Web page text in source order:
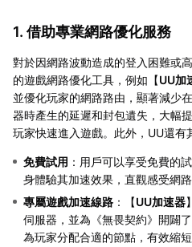
1. 借助專業網路優化服務
對於因網路波動造成的登入困難或
的遊戲網路優化工具，例如【UU加
並優化玩家的網路路由，顯著減少
器時產生的延遲和封包遺失，大幅
玩家快速進入遊戲。此外，UU還有
免費試用 ：用戶可以享受免費的
身體驗其加速效果，直觀感受網
專屬遊戲加速線路 ：【UU加速器
伺服器，並為《無畏契約》開闢
為玩家分配合適的節點，有效縮